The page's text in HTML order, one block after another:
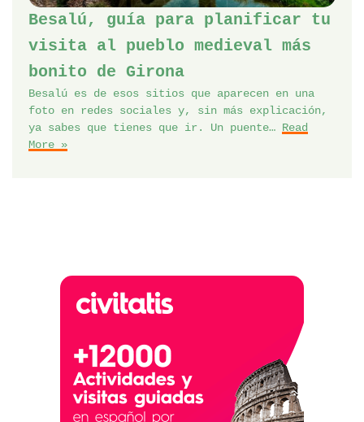
Besalú, guía para planificar tu
visita al pueblo medieval más
bonito de Girona
Besalú es de esos sitios que aparecen en una
foto en redes sociales y, sin más explicación,
ya sabes que tienes que ir. Un puente… Read
More »